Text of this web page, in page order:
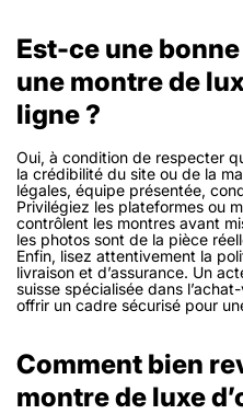
Est-ce une
une montre de
ligne ?
Oui, à condition de respecter
la crédibilité du site ou de la
légales, équipe présentée,
Privilégiez les plateformes ou
contrôlent les montres avant
les photos sont de la pièce
Enfin, lisez attentivement la
livraison et d’assurance. Un
suisse spécialisée dans
offrir un cadre sécurisé pour
Comment bien
montre de luxe